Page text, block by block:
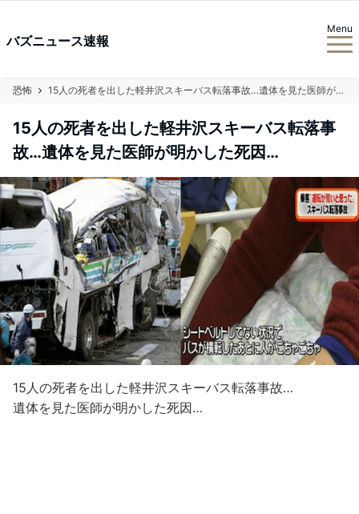
バズニュース速報
Menu
恐怖 15人の死者を出した軽井沢スキーバス転落事故…遺体を見た医師が明かした死因…
15人の死者を出した軽井沢スキーバス転落事
故…遺体を見た医師が明かした死因…
15人の死者を出した軽井沢スキーバス転落事故…
遺体を見た医師が明かした死因…